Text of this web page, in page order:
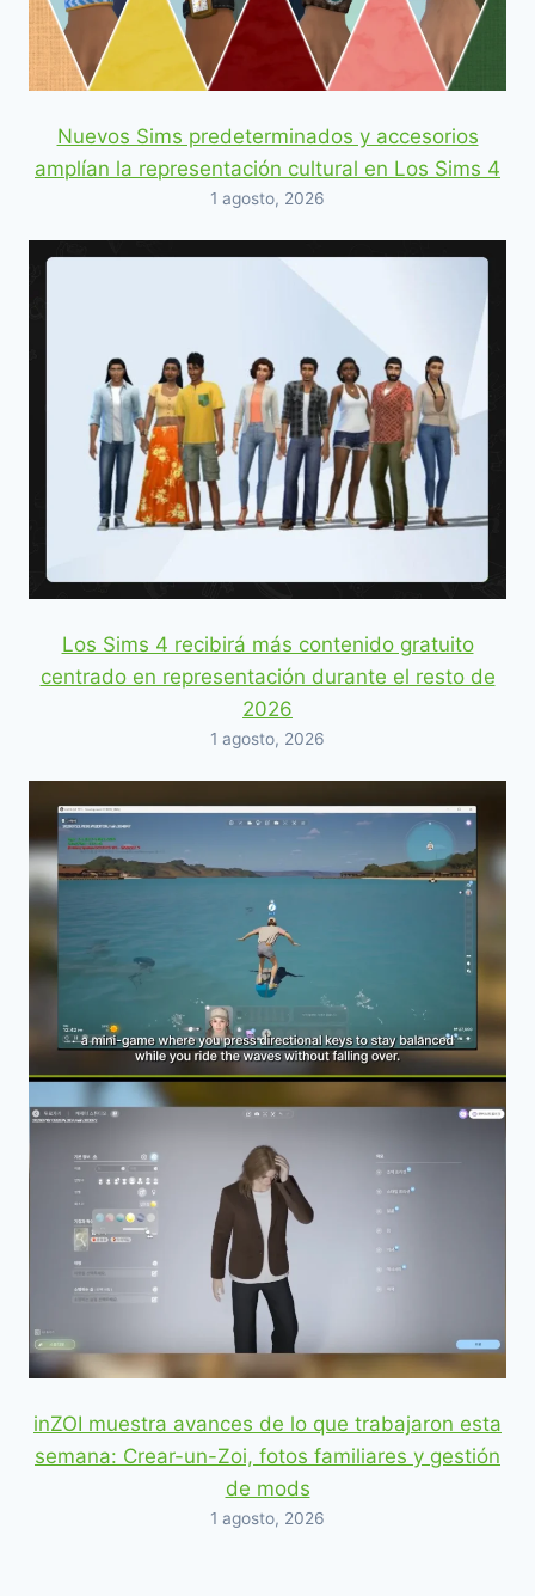
Nuevos Sims predeterminados y accesorios
amplían la representación cultural en Los Sims 4
1 agosto, 2026
Los Sims 4 recibirá más contenido gratuito
centrado en representación durante el resto de
2026
1 agosto, 2026
inZOI muestra avances de lo que trabajaron esta
semana: Crear-un-Zoi, fotos familiares y gestión
de mods
1 agosto, 2026